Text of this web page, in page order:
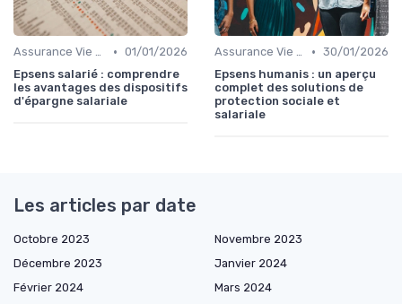
Assurance Vie et Épargne • 01/01/2026
Epsens salarié : comprendre
les avantages des dispositifs
d'épargne salariale
Assurance Vie et Épargne • 30/01/2026
Epsens humanis : un aperçu
complet des solutions de
protection sociale et
salariale
Les articles par date
Octobre 2023
Novembre 2023
Décembre 2023
Janvier 2024
Février 2024
Mars 2024